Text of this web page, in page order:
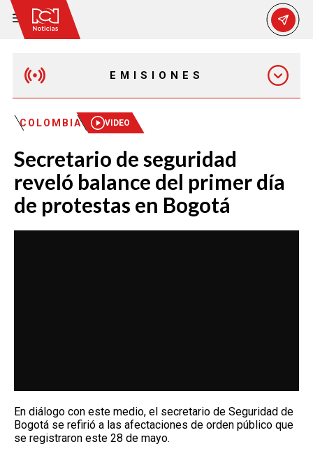
EMISIONES
MAÑANA EXPRESS
EMISIÓN 12:30 PM
EMISIÓN 7:00 PM
COLOMBIA VIDEO
Secretario de seguridad
reveló balance del primer día
de protestas en Bogotá
En diálogo con este medio, el secretario de Seguridad de
Bogotá se refirió a las afectaciones de orden público que
se registraron este 28 de mayo.